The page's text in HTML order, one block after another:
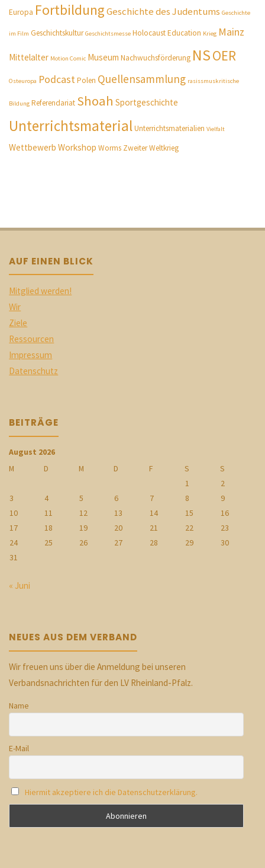
Europa Fortbildung Geschichte des Judentums Geschichte
im Film Geschichtskultur Geschichtsmesse Holocaust Education Krieg Mainz
Mittelalter Motion Comic Museum Nachwuchsförderung NSOER
Osteuropa PodcastPolen Quellensammlung rasissmuskritische
Bildung Referendariat Shoah Sportgeschichte
UnterrichtsmaterialUnterrichtsmaterialien Vielfalt
Wettbewerb Workshop Worms Zweiter Weltkrieg
AUF EINEN BLICK
Mitglied werden!
Wir
Ziele
Ressourcen
Impressum
Datenschutz
BEITRÄGE
August 2026
M
D M D F S
S
1
2
3
4 5 6 7 8
9
10
11 12 13 14 15
16
17
18 19 20 21 22
23
24
25 26 27 28 29
30
31
« Juni
NEUES AUS DEM VERBAND
Wir freuen uns über die Anmeldung bei unseren
Verbandsnachrichten für den LV Rheinland-Pfalz.
Name
E-Mail
Hiermit akzeptiere ich die Datenschutzerklärung.